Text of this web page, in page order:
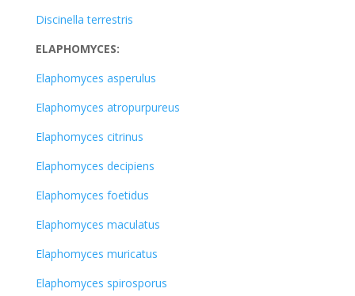
Discinella terrestris
ELAPHOMYCES:
Elaphomyces asperulus
Elaphomyces atropurpureus
Elaphomyces citrinus
Elaphomyces decipiens
Elaphomyces foetidus
Elaphomyces maculatus
Elaphomyces muricatus
Elaphomyces spirosporus